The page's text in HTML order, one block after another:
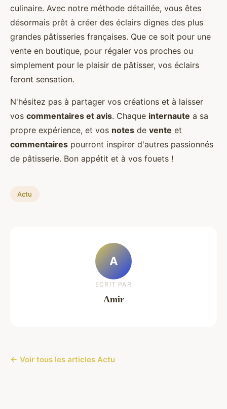
culinaire. Avec notre méthode détaillée, vous êtes
désormais prêt à créer des éclairs dignes des plus
grandes pâtisseries françaises. Que ce soit pour une
vente en boutique, pour régaler vos proches ou
simplement pour le plaisir de pâtisser, vos éclairs
feront sensation.
N'hésitez pas à partager vos créations et à laisser
vos commentaires et avis. Chaque internaute a sa
propre expérience, et vos notes de vente et
commentaires pourront inspirer d'autres passionnés
de pâtisserie. Bon appétit et à vos fouets !
Actu
A
ECRIT PAR
Amir
← Voir tous les articles Actu